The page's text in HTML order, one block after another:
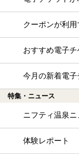
クーポンが利
おすすめ電子
今月の新着電
特集・ニュース
ニフティ温泉ニ
体験レポート